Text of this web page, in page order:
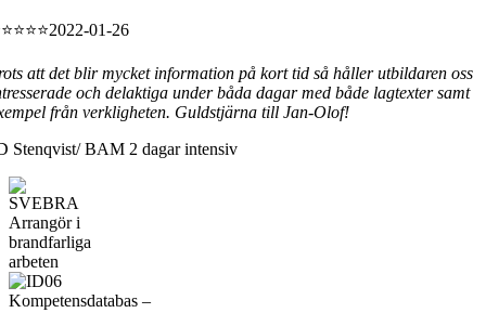
01-26
att det blir mycket information på kort tid så håller utbildaren oss
och delaktiga under båda dagar med både lagtexter samt
från verkligheten. Guldstjärna till Jan-Olof!
Stenqvist/ BAM 2 dagar intensiv